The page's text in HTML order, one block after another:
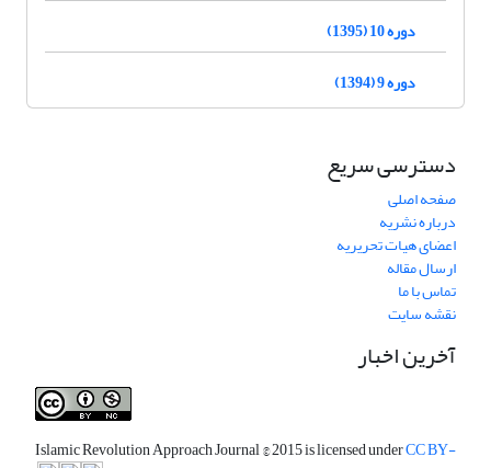
دوره 10 (1395)
دوره 9 (1394)
دسترسی سریع
صفحه اصلی
درباره نشریه
اعضای هیات تحریریه
ارسال مقاله
تماس با ما
نقشه سایت
آخرین اخبار
Islamic Revolution Approach Journal© 2015 is licensed underCC BY-